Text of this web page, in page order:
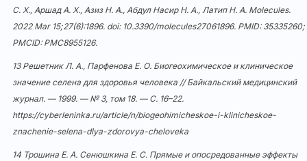
С. Х., Аршад А. Х., Азиз Н. А., Абдул Насир Н. А., Латип Н. А. Molecules.
2022 Mar 15;27(6):1896. doi: 10.3390/molecules27061896. PMID: 35335260;
PMCID: PMC8955126.
13 Решетник Л. А., Парфенова Е. О. Биогеохимическое и клиническое
значение селена для здоровья человека // Байкальский медицинский
журнал. — 1999. — № 3, том 18. — С. 16–22.
https://cyberleninka.ru/article/n/biogeohimicheskoe-i-klinicheskoe-
znachenie-selena-dlya-zdorovya-cheloveka
14 Трошина Е. А. Сенюшкина Е. С. Прямые и опосредованные эффекты